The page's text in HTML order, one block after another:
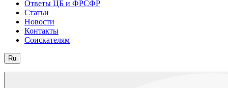
Ответы ЦБ и ФРСФР
Статьи
Новости
Контакты
Соискателям
Ru